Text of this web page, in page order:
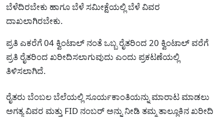
ಬೆಳೆದಿರಬೇಕು ಹಾಗೂ ಬೆಳೆ ಸಮೀಕ್ಷೆಯಲ್ಲಿ ಬೆಳೆ ವಿವರ
ದಾಖಲಾಗಿರಬೇಕು.
ಪ್ರತಿ ಎಕರೆಗೆ 04 ಕ್ವಿಂಟಾಲ್ ನಂತೆ ಒಬ್ಬ ರೈತರಿಂದ 20 ಕ್ವಿಂಟಾಲ್ ವರೆಗೆ
ಪ್ರತಿ ರೈತರಿಂದ ಖರೀದಿಸಲಾಗುವುದು ಎಂದು ಪ್ರಕಟಣೆಯಲ್ಲಿ
ತಿಳಿಸಲಾಗಿದೆ.
ರೈತರು ಬೆಂಬಲ ಬೆಲೆಯಲ್ಲಿ ಸೂರ್ಯಕಾಂತಿಯನ್ನು ಮಾರಾಟ ಮಾಡಲು
ಅಗತ್ಯ ವಿವರ ಮತ್ತು FID ನಂಬರ್ ಅನ್ನು ನೀಡಿ ತಮ್ಮ ತಾಲ್ಲೂಕಿನ ಖರೀದಿ